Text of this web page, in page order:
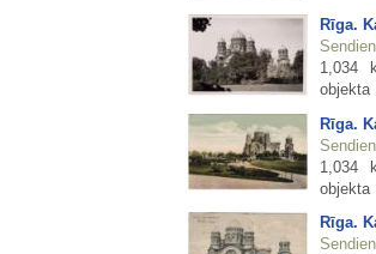
Rīga.
1,034
objekta
Rīga.
1,034
objekta
Rīga.